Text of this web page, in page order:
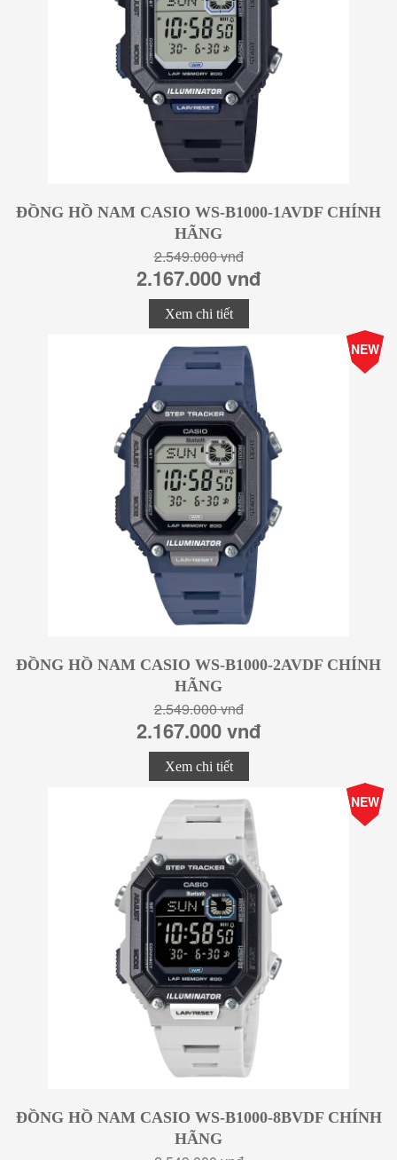
ĐỒNG HỒ NAM CASIO WS-B1000-1AVDF CHÍNH
HÃNG
2.549.000 vnđ
2.167.000 vnđ
Xem chi tiết
-15%
Giá
NEW
ĐỒNG HỒ NAM CASIO WS-B1000-2AVDF CHÍNH
HÃNG
2.549.000 vnđ
2.167.000 vnđ
Xem chi tiết
-15%
Giá
NEW
ĐỒNG HỒ NAM CASIO WS-B1000-8BVDF CHÍNH
HÃNG